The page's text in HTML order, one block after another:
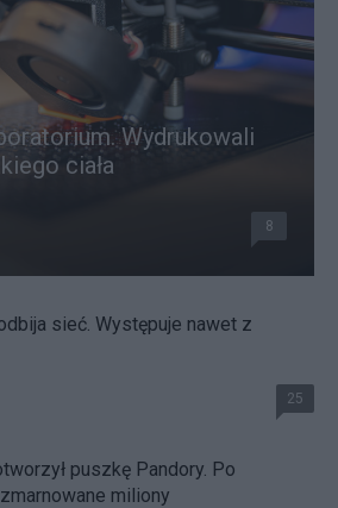
Wydrukowali
ciała
8
sieć. Występuje nawet z
25
puszkę Pandory. Po
miliony